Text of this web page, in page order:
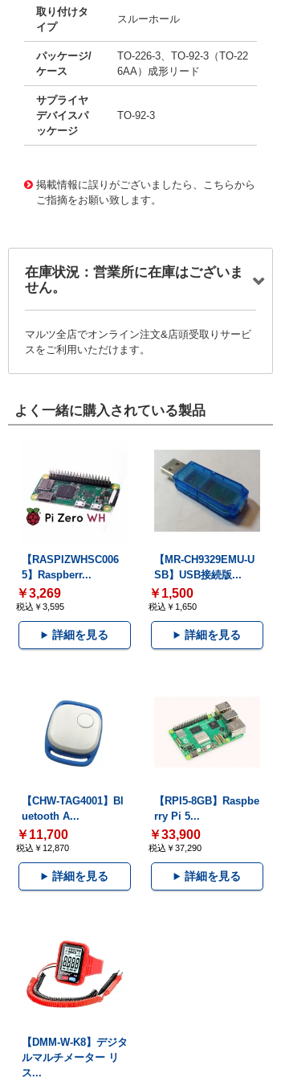
取り付けタ
イプ
スルーホール
パッケージ/
ケース
TO-226-3、TO-92-3（TO-22
6AA）成形リード
サプライヤ
デバイスパ
ッケージ
TO-92-3
掲載情報に誤りがございましたら、こちらから
ご指摘をお願い致します。
在庫状況：営業所に在庫はございま
せん。
マルツ全店でオンライン注文&店頭受取りサービ
スをご利用いただけます。
よく一緒に購入されている製品
【RASPIZWHSC006
5】Raspberr...
￥3,269
税込￥3,595
詳細を見る
【MR-CH9329EMU-U
SB】USB接続版...
￥1,500
税込￥1,650
詳細を見る
【CHW-TAG4001】Bl
uetooth A...
￥11,700
税込￥12,870
詳細を見る
【RPI5-8GB】Raspbe
rry Pi 5...
￥33,900
税込￥37,290
詳細を見る
【DMM-W-K8】デジタ
ルマルチメーター リ
ス...